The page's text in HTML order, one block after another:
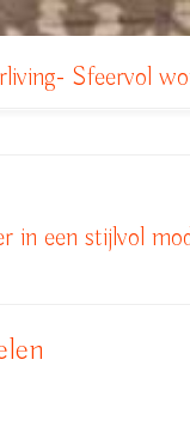
Sfeervol
in een stijlvol